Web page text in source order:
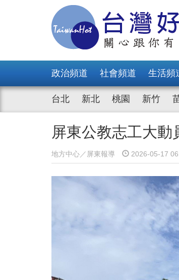
政治頻道 社會頻道 生活頻
台北 新北 桃園 新竹
屏東公教志工大
地方中心／屏東報導 2026-05-17